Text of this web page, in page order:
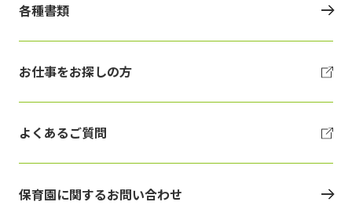
各種書類
お仕事をお探しの方
よくあるご質問
保育園に関するお問い合わせ